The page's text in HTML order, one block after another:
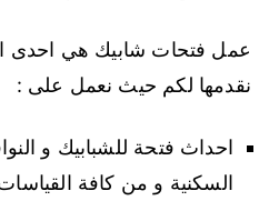
عمل فتحات شابيك هي احدى
نقدمها لكم حيث نعمل على :
احداث فتحة للشبابيك و
السكنية و من كافة